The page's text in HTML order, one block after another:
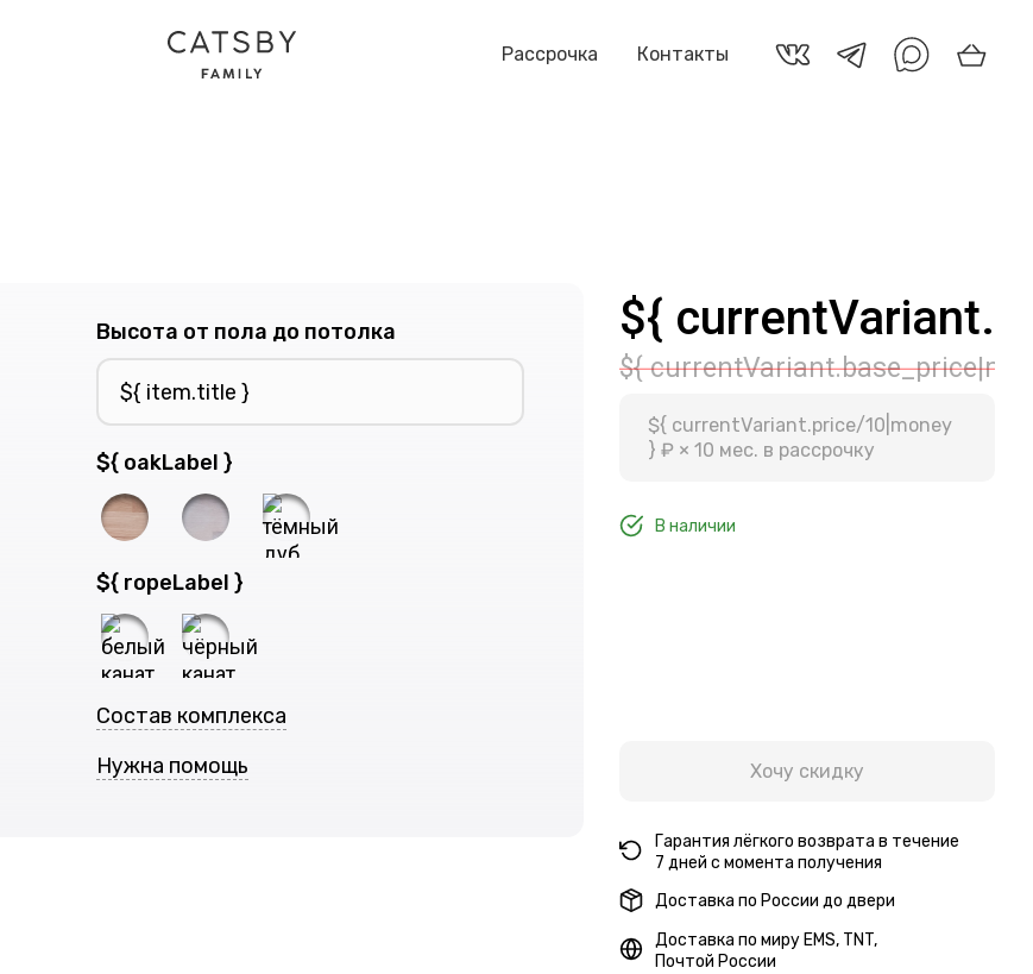
Рассрочка Контакты
Высота от пола до потолка
${ oakLabel }
${ ropeLabel }
Состав комплекса
Нужна помощь
${
${
${ currentVariant.price/10|money
} ₽ × 10 мес. в рассрочку
В наличии
Хочу скидку
Гарантия лёгкого возврата в течение
7 дней с момента получения
Доставка по России до двери
Доставка по миру EMS, TNT,
Почтой России